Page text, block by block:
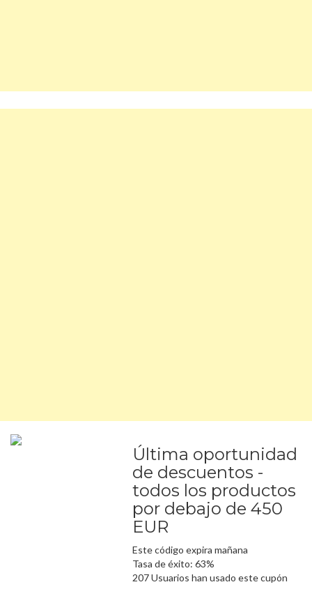
Última oportunidad
de descuentos -
todos los productos
por debajo de 450
EUR
Este código expira mañana
Tasa de éxito: 63%
207 Usuarios han usado este cupón